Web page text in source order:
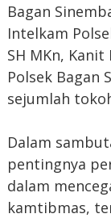
Bagan
Intelkam
SH MKn,
Polsek Bagan
sejumlah
Dalam
pentingnya
dalam
kamtibmas,